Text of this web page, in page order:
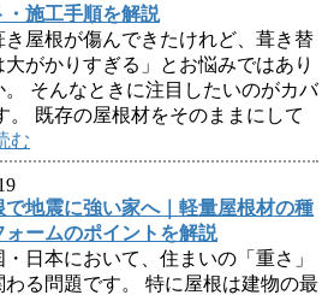
・施工手順を解説
き屋根が傷んできたけれど、葺き替
大がかりすぎる」とお悩みではあり
。 そんなときに注目したいのがカバ
。 既存の屋根材をそのままにして
む
で地震に強い家へ｜軽量屋根材の種
ォームのポイントを解説
日本において、住まいの「重さ」
わる問題です。 特に屋根は建物の最